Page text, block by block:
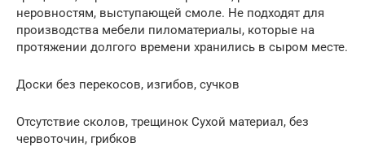
неровностям, выступающей смоле. Не подходят для
производства мебели пиломатериалы, которые на
протяжении долгого времени хранились в сыром месте.
Доски без перекосов, изгибов, сучков
Отсутствие сколов, трещинок Сухой материал, без
червоточин, грибков